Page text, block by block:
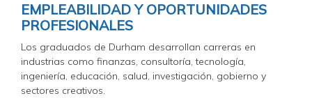
EMPLEABILIDAD Y OPORTUNIDADES
PROFESIONALES
Los graduados de Durham desarrollan carreras en
industrias como finanzas, consultoría, tecnología,
ingeniería, educación, salud, investigación, gobierno y
sectores creativos.